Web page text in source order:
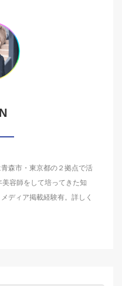
森市・東京都の２拠点で活
容師をして培ってきた知
ディア掲載経験有。詳しく